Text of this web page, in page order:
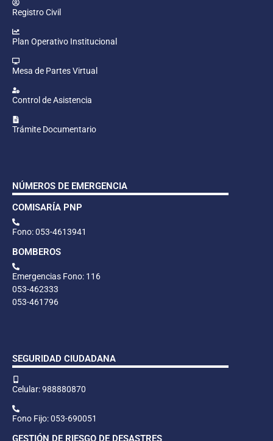
Registro Civil
Plan Operativo Institucional
Mesa de Partes Virtual
Control de Asistencia
Trámite Documentario
NÚMEROS DE EMERGENCIA
COMISARÍA PNP
Fono: 053-4613941
BOMBEROS
Emergencias Fono: 116
053-462333
053-461796
SEGURIDAD CIUDADANA
Celular: 988880870
Fono Fijo: 053-690051
GESTIÓN DE RIESGO DE DESASTRES